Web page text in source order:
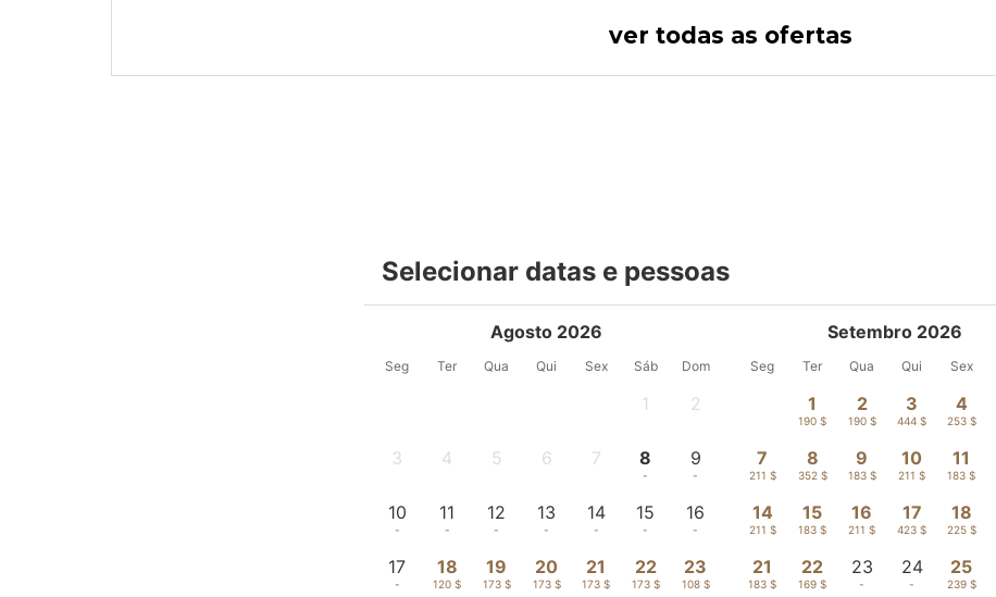
ver todas as ofertas
Selecionar datas e pessoas
Agosto 2026
Seg Ter Qua Qui Sex Sáb Dom
1 2
3 4 5 6 7 8
-
9
-
10
-
11
-
12
-
13
-
14
-
15
-
16
-
17
-
18
120 $
19
173 $
20
173 $
21
173 $
22
173 $
23
108 $
Setembro 2026
Seg Ter Qua Qui Sex
1
190 $
2
190 $
3
444 $
4
253 $
7
211 $
8
352 $
9
183 $
10
211 $
11
183 $
14
211 $
15
183 $
16
211 $
17
423 $
18
225 $
21
183 $
22
169 $
23
-
24
-
25
239 $